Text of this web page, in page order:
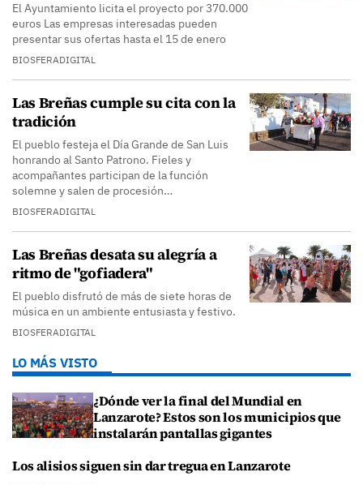
El Ayuntamiento licita el proyecto por 370.000
euros Las empresas interesadas pueden
presentar sus ofertas hasta el 15 de enero
BIOSFERADIGITAL
Las Breñas cumple su cita con la
tradición
El pueblo festeja el Día Grande de San Luis
honrando al Santo Patrono. Fieles y
acompañantes participan de la función
solemne y salen de procesión…
BIOSFERADIGITAL
Las Breñas desata su alegría a
ritmo de "gofiadera"
El pueblo disfrutó de más de siete horas de
música en un ambiente entusiasta y festivo.
BIOSFERADIGITAL
LO MÁS VISTO
¿Dónde ver la final del Mundial en
Lanzarote? Estos son los municipios que
instalarán pantallas gigantes
Los alisios siguen sin dar tregua en Lanzarote